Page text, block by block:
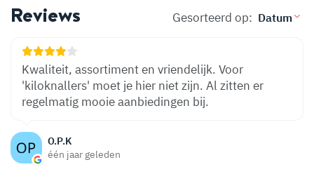
Reviews Gesorteerd op:
O.P.K
één jaar geleden
Kwaliteit, assortiment en vriendelijk. Voor
'kiloknallers' moet je hier niet zijn. Al zitten er
regelmatig mooie aanbiedingen bij.